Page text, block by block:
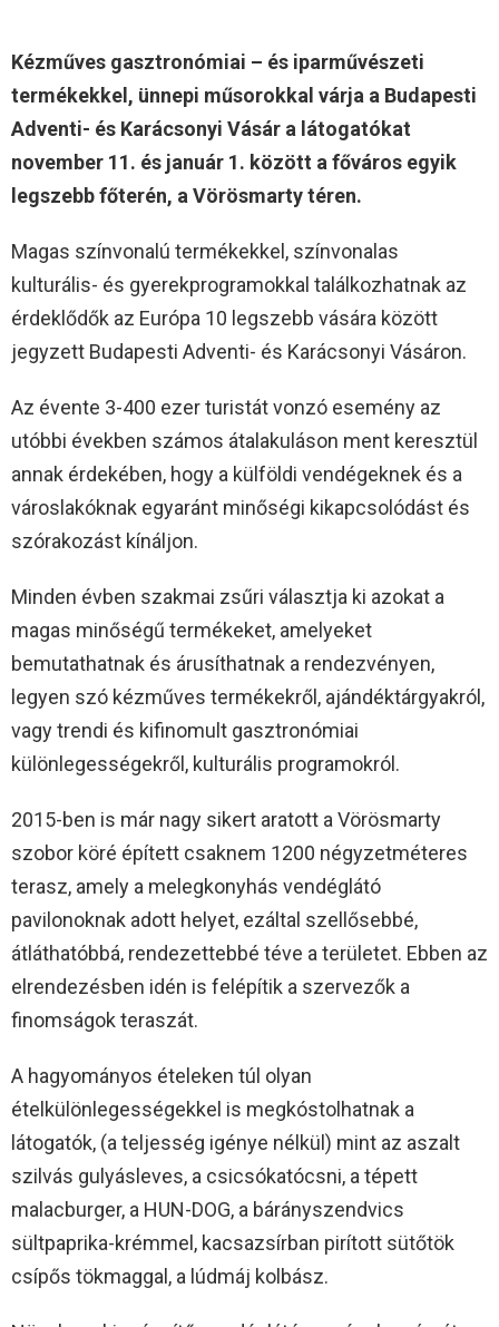
Kézműves gasztronómiai – és iparművészeti
termékekkel, ünnepi műsorokkal várja a Budapesti
Adventi- és Karácsonyi Vásár a látogatókat
november 11. és január 1. között a főváros egyik
legszebb főterén, a Vörösmarty téren.
Magas színvonalú termékekkel, színvonalas
kulturális- és gyerekprogramokkal találkozhatnak az
érdeklődők az Európa 10 legszebb vására között
jegyzett Budapesti Adventi- és Karácsonyi Vásáron.
Az évente 3-400 ezer turistát vonzó esemény az
utóbbi években számos átalakuláson ment keresztül
annak érdekében, hogy a külföldi vendégeknek és a
városlakóknak egyaránt minőségi kikapcsolódást és
szórakozást kínáljon.
Minden évben szakmai zsűri választja ki azokat a
magas minőségű termékeket, amelyeket
bemutathatnak és árusíthatnak a rendezvényen,
legyen szó kézműves termékekről, ajándéktárgyakról,
vagy trendi és kifinomult gasztronómiai
különlegességekről, kulturális programokról.
2015-ben is már nagy sikert aratott a Vörösmarty
szobor köré épített csaknem 1200 négyzetméteres
terasz, amely a melegkonyhás vendéglátó
pavilonoknak adott helyet, ezáltal szellősebbé,
átláthatóbbá, rendezettebbé téve a területet. Ebben az
elrendezésben idén is felépítik a szervezők a
finomságok teraszát.
A hagyományos ételeken túl olyan
ételkülönlegességekkel is megkóstolhatnak a
látogatók, (a teljesség igénye nélkül) mint az aszalt
szilvás gulyásleves, a csicsókatócsni, a tépett
malacburger, a HUN-DOG, a bárányszendvics
sültpaprika-krémmel, kacsazsírban pirított sütőtök
csípős tökmaggal, a lúdmáj kolbász.